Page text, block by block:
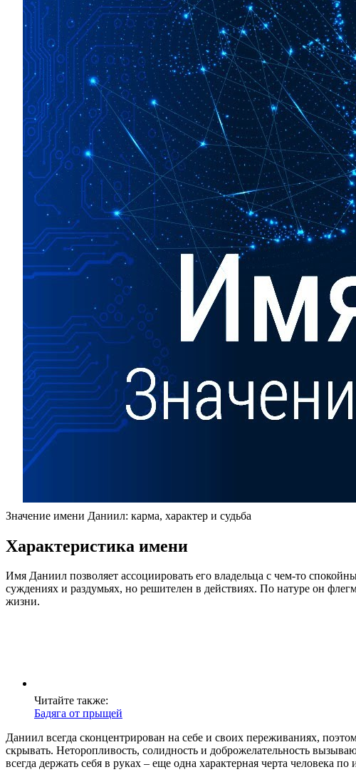
Значение имени Даниил: карма, характер и судьба
Характеристика имени
Имя Даниил позволяет ассоциировать его владельца с чем-то
суждениях и раздумьях, но решителен в действиях. По натуре он
жизни.
Читайте также:
Бадяга от прыщей
Даниил всегда сконцентрирован на себе и своих переживаниях,
скрывать. Неторопливость, солидность и доброжелательность
всегда держать себя в руках – еще одна характерная черта